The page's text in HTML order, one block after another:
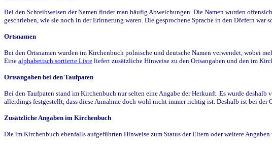
Bei den Schreibweisen der Namen findet man häufig Abweichungen. Die Namen wurden
geschrieben, wie sie noch in der Erinnerung waren. Die gesprochene Sprache in den Dörfern
Ortsnamen
Bei den Ortsnamen wurden im Kirchenbuch polnische und deutsche Namen verwendet, wobei
Eine alphabetisch sortierte Liste liefert zusätzliche Hinweise zu den Ortsangaben und den im
Ortsangaben bei den Taufpaten
Bei den Taufpaten stand im Kirchenbuch nur selten eine Angabe der Herkunft. Es wurde
allerdings festgestellt, dass diese Annahme doch wohl nicht immer richtig ist. Deshalb ist bei der
Zusätzliche Angaben im Kirchenbuch
Die im Kirchenbuch ebenfalls aufgeführten Hinweise zum Status der Eltern oder weitere